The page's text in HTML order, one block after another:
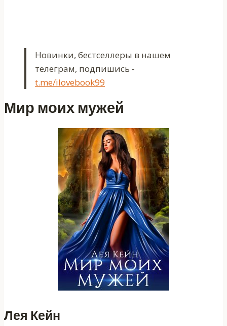
Новинки, бестселлеры в нашем
телеграм, подпишись -
t.me/ilovebook99
Мир моих мужей
Лея Кейн